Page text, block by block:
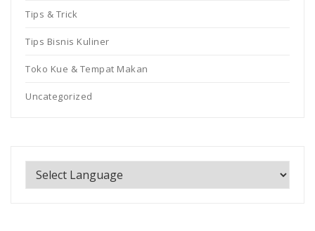
Tips & Trick
Tips Bisnis Kuliner
Toko Kue & Tempat Makan
Uncategorized